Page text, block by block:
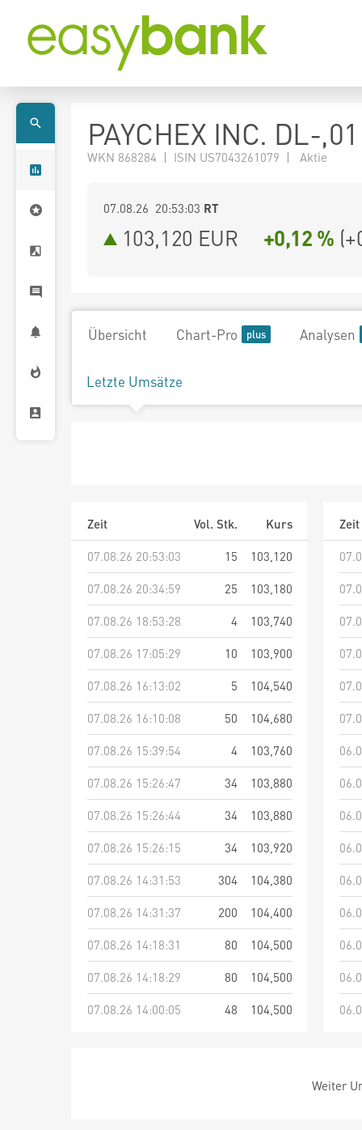
PAYCHEX INC. DL-,01
WKN 868284 | ISIN US7043261079 | Aktie
07.08.26 20:53:03 RT
103,120 EUR +0,12 % (
Übersicht Chart-Pro Analysen
Letzte Umsätze
Zeit Vol. Stk.
Kurs
07.08.26 20:53:03
15
103,120
07.08.26 20:34:59
25
103,180
07.08.26 18:53:28
4
103,740
07.08.26 17:05:29
10
103,900
07.08.26 16:13:02
5
104,540
07.08.26 16:10:08
50
104,680
07.08.26 15:39:54
4
103,760
07.08.26 15:26:47
34
103,880
07.08.26 15:26:44
34
103,880
07.08.26 15:26:15
34
103,920
07.08.26 14:31:53
304
104,380
07.08.26 14:31:37
200
104,400
07.08.26 14:18:31
80
104,500
07.08.26 14:18:29
80
104,500
07.08.26 14:00:05
48 104,500
Zeit
Weiter